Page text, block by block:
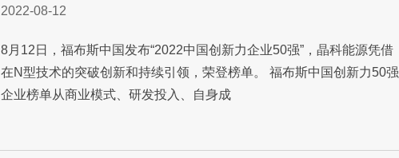
2022-08-12
8月12日，福布斯中国发布“2022中国创新力企业50强”，晶科能源凭借
在N型技术的突破创新和持续引领，荣登榜单。 福布斯中国创新力50强
企业榜单从商业模式、研发投入、自身成